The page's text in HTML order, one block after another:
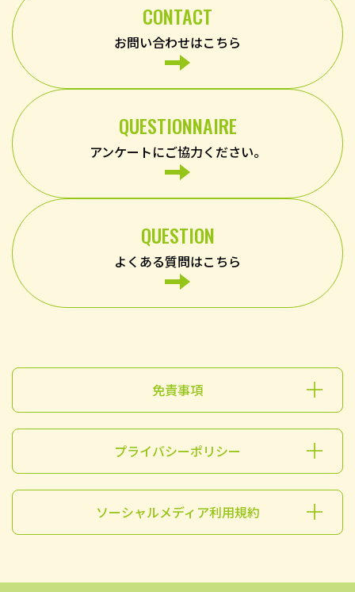
CONTACT
お問い合わせはこちら
QUESTIONNAIRE
アンケートにご協力ください。
QUESTION
よくある質問はこちら
免責事項
プライバシーポリシー
ソーシャルメディア利用規約